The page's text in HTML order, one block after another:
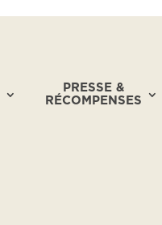
PRESSE &
RÉCOMPENSES